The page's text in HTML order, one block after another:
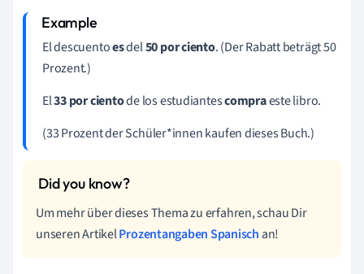
El descuentoesdel50 por ciento. (Der Rabatt beträgt 50
Prozent.)
El33 por cientode los estudiantescompraeste libro.
(33 Prozent der Schüler*innen kaufen dieses Buch.)
Um mehr über dieses Thema zu erfahren, schau Dir
unseren ArtikelProzentangaben Spanisch an!